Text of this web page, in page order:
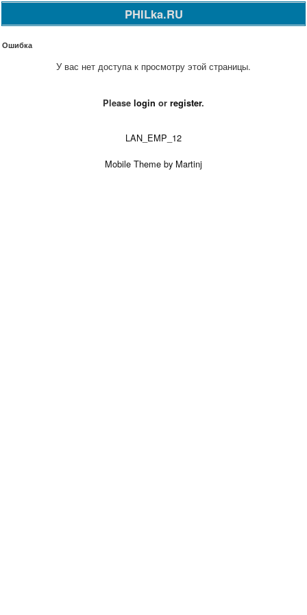
PHILka.RU
Ошибка
У вас нет доступа к просмотру этой страницы.
Please login or register.
LAN_EMP_12
Mobile Theme by Martinj